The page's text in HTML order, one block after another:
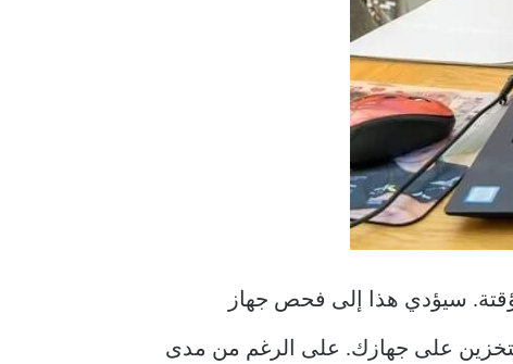
سيؤدي هذا إلى فحص جهاز
التخزين على جهازك. على الرغم من مدى